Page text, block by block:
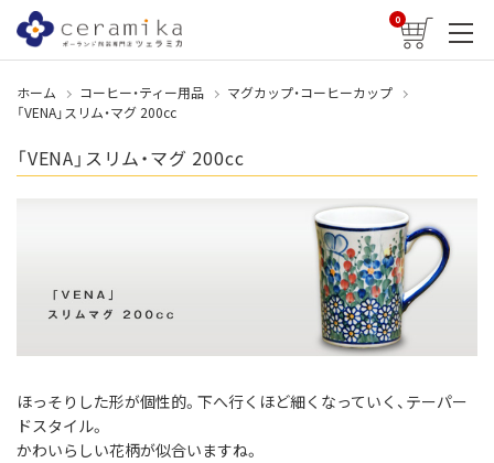
0
ホーム コーヒー・ティー用品
マグカップ・コーヒーカップ
「VENA」スリム・マグ 200cc
「VENA」スリム・マグ 200cc
ほっそりした形が個性的。下へ行くほど細くなっていく、テーパー
ドスタイル。
かわいらしい花柄が似合いますね。